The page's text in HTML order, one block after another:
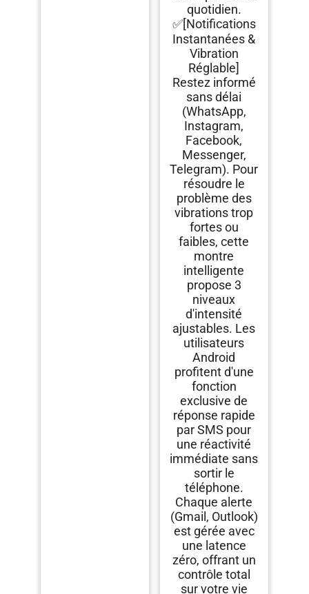
quotidien.
✅[Notifications
Instantanées &
Vibration
Réglable]
Restez informé
sans délai
(WhatsApp,
Instagram,
Facebook,
Messenger,
Telegram). Pour
résoudre le
problème des
vibrations trop
fortes ou
faibles, cette
montre
intelligente
propose 3
niveaux
d'intensité
ajustables. Les
utilisateurs
Android
profitent d'une
fonction
exclusive de
réponse rapide
par SMS pour
une réactivité
immédiate sans
sortir le
téléphone.
Chaque alerte
(Gmail, Outlook)
est gérée avec
une latence
zéro, offrant un
contrôle total
sur votre vie